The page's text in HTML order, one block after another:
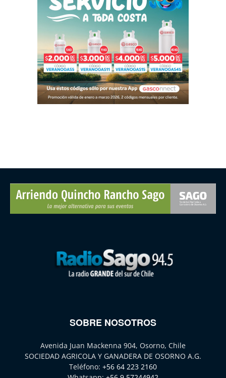
SOBRE NOSOTROS
Avenida Juan Mackenna 904, Osorno, Chile
SOCIEDAD AGRICOLA Y GANADERA DE OSORNO A.G.
Teléfono: +56 64 223 2160